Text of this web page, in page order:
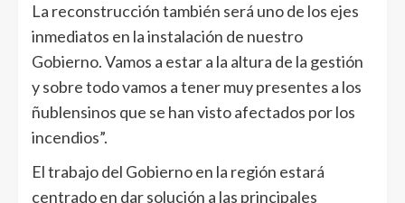
La reconstrucción también será uno de los ejes
inmediatos en la instalación de nuestro
Gobierno. Vamos a estar a la altura de la gestión
y sobre todo vamos a tener muy presentes a los
ñublensinos que se han visto afectados por los
incendios”.
El trabajo del Gobierno en la región estará
centrado en dar solución a las principales